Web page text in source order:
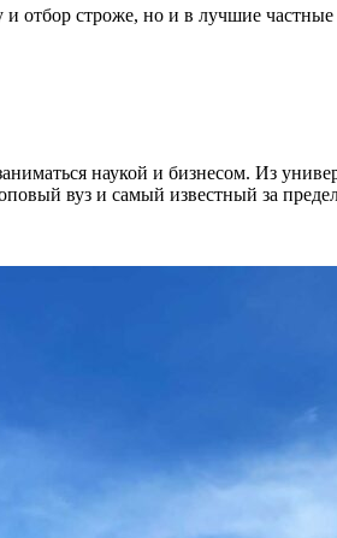
строже, но и в лучшие частные
наукой и бизнесом. Из
вуз и самый известный за